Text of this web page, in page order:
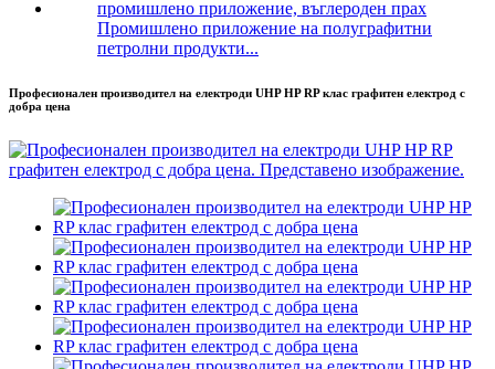
Промишлено приложение на полуграфитни
петролни продукти...
Професионален производител на електроди UHP HP RP клас графитен електрод с
добра цена